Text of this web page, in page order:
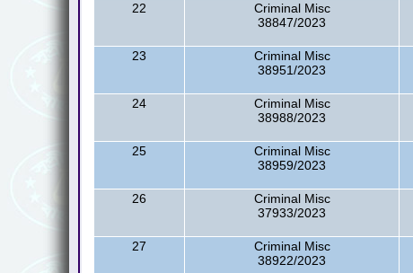
22
Criminal Misc
38847/2023
23
Criminal Misc
38951/2023
24
Criminal Misc
38988/2023
25
Criminal Misc
38959/2023
26
Criminal Misc
37933/2023
27
Criminal Misc
38922/2023